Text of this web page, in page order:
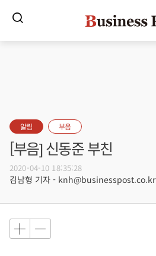
알림 부음
[부음] 신동준 부친
2020-04-10 18:35:28
김남형 기자 - knh@businesspost.co.kr